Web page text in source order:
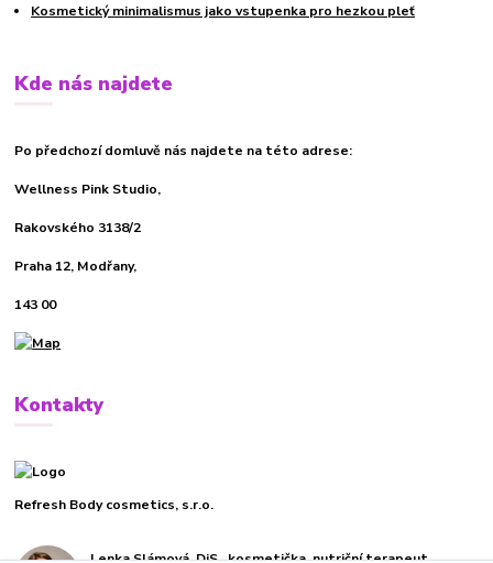
Kosmetický minimalismus jako vstupenka pro hezkou pleť
Kde nás najdete
Po předchozí domluvě nás najdete na této adrese:
Wellness Pink Studio,
Rakovského 3138/2
Praha 12, Modřany,
143 00
Kontakty
Refresh Body cosmetics, s.r.o.
Lenka Slámová, DiS., kosmetička, nutriční terapeut